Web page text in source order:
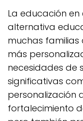
La educación
alternativa
muchas
más
necesidades de
significativas
personalización
fortalecimiento